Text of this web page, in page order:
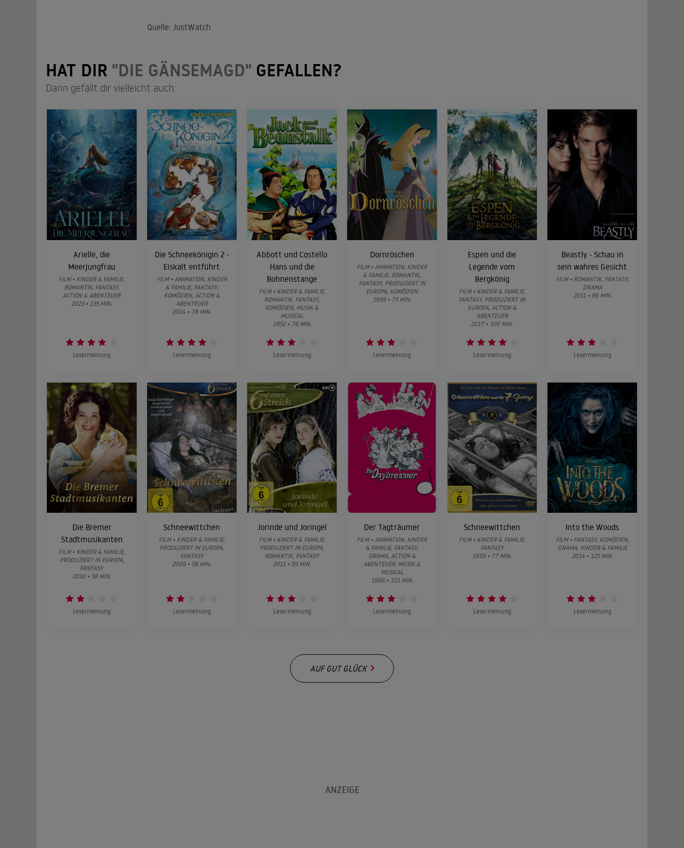
Quelle: JustWatch
HAT DIR "DIE GÄNSEMAGD" GEFALLEN?
Dann gefällt dir vielleicht auch:
Arielle, die
Meerjungfrau
FILM • KINDER & FAMILIE,
ROMANTIK, FANTASY,
ACTION & ABENTEUER
2023 • 135 MIN.
Lesermeinung
Die Schneekönigin 2 -
Eiskalt entführt
FILM • ANIMATION, KINDER
& FAMILIE, FANTASY,
KOMÖDIEN, ACTION &
ABENTEUER
2014 • 78 MIN.
Lesermeinung
Abbott und Costello
Hans und die
Bohnenstange
FILM • KINDER & FAMILIE,
ROMANTIK, FANTASY,
KOMÖDIEN, MUSIK &
MUSICAL
1952 • 78 MIN.
Lesermeinung
Dornröschen
FILM • ANIMATION, KINDER
& FAMILIE, ROMANTIK,
FANTASY, PRODUZIERT IN
EUROPA, KOMÖDIEN
1959 • 75 MIN.
Lesermeinung
Espen und die
Legende vom
Bergkönig
FILM • KINDER & FAMILIE,
FANTASY, PRODUZIERT IN
EUROPA, ACTION &
ABENTEUER
2017 • 100 MIN.
Lesermeinung
Beastly - Schau in
sein wahres Gesicht
FILM • ROMANTIK, FANTASY,
DRAMA
2011 • 86 MIN.
Lesermeinung
Die Bremer
Stadtmusikanten
FILM • KINDER & FAMILIE,
PRODUZIERT IN EUROPA,
FANTASY
2010 • 58 MIN.
Lesermeinung
Schneewittchen
FILM • KINDER & FAMILIE,
PRODUZIERT IN EUROPA,
FANTASY
2009 • 58 MIN.
Lesermeinung
Jorinde und Joringel
FILM • KINDER & FAMILIE,
PRODUZIERT IN EUROPA,
ROMANTIK, FANTASY
2011 • 59 MIN.
Lesermeinung
Der Tagträumer
FILM • ANIMATION, KINDER
& FAMILIE, FANTASY,
DRAMA, ACTION &
ABENTEUER, MUSIK &
MUSICAL
1966 • 101 MIN.
Lesermeinung
Schneewittchen
FILM • KINDER & FAMILIE,
FANTASY
1959 • 77 MIN.
Lesermeinung
Into the Woods
FILM • FANTASY, KOMÖDIEN,
DRAMA, KINDER & FAMILIE
2014 • 125 MIN.
Lesermeinung
AUF GUT GLÜCK